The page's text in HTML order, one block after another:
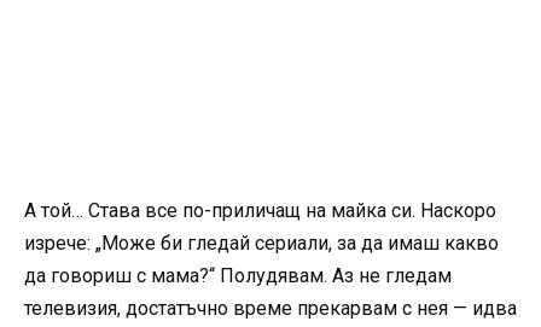
А той… Става все по-приличащ на майка си. Наскоро
изрече: „Може би гледай сериали, за да имаш какво
да говориш с мама?“ Полудявам. Аз не гледам
телевизия, достатъчно време прекарвам с нея — идва